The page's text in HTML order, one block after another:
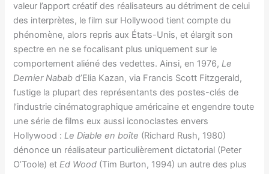
valeur l’apport créatif des réalisateurs au détriment de celui
des interprètes, le film sur Hollywood tient compte du
phénomène, alors repris aux États-Unis, et élargit son
spectre en ne se focalisant plus uniquement sur le
comportement aliéné des vedettes. Ainsi, en 1976,Le
Dernier Nabab d’Elia Kazan, via Francis Scott Fitzgerald,
fustige la plupart des représentants des postes-clés de
l’industrie cinématographique américaine et engendre toute
une série de films eux aussi iconoclastes envers
Hollywood :Le Diable en boîte (Richard Rush, 1980)
dénonce un réalisateur particulièrement dictatorial (Peter
O’Toole) etEd Wood (Tim Burton, 1994) un autre des plus